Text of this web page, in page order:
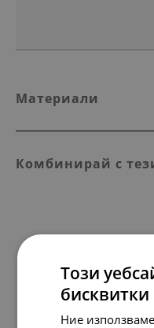
Материали
Комбинирай с
Този
бисквитки
Ние